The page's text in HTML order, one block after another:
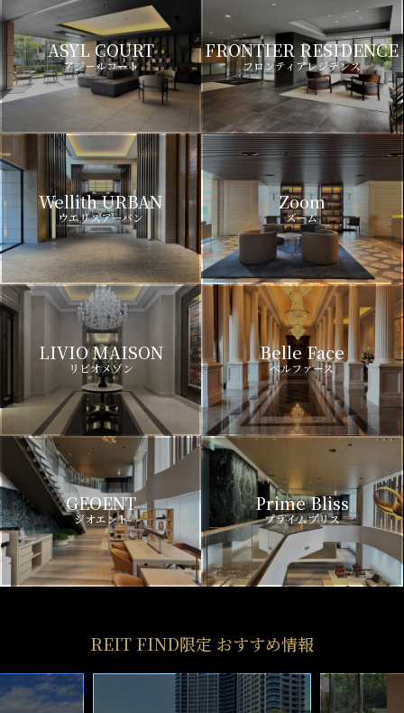
ASYL COURT
アジールコート
FRONTIER RESIDENCE
フロンティアレジデンス
Wellith URBAN
ウエリスアーバン
Zoom
ズーム
LIVIO MAISON
リビオメゾン
Belle Face
ベルファース
GEOENT
ジオエント
Prime Bliss
プライムブリス
REIT FIND限定 おすすめ情報